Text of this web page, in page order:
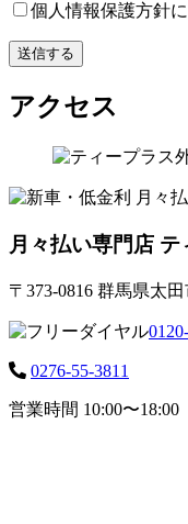
個人情報保護方針
アクセス
月々払い専門店 テ
〒373-0816 群馬県太
0276-55-3811
営業時間 10:00〜18:00